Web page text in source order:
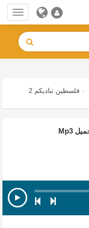
فلسطين تناديكم 2